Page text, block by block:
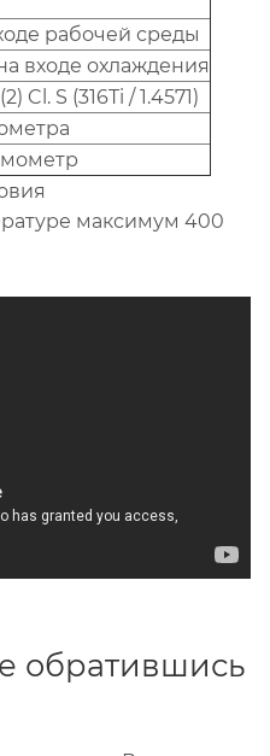
рабочей среды
входе охлаждения
Cl. S (316Ti / 1.4571)
максимум 400
обратившись